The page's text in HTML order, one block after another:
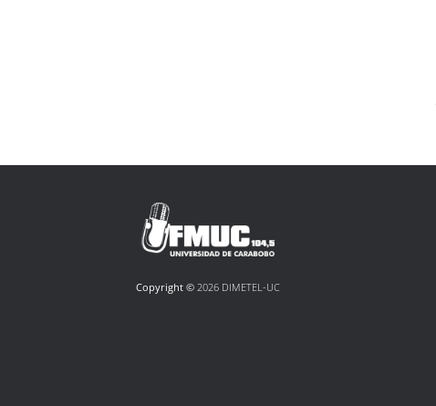
Copyright ©2026 DIMETEL-UC